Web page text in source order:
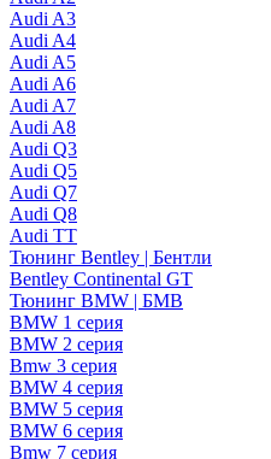
Audi A3
Audi A4
Audi A5
Audi A6
Audi A7
Audi A8
Audi Q3
Audi Q5
Audi Q7
Audi Q8
Audi TT
Тюнинг Bentley | Бентли
Bentley Continental GT
Тюнинг BMW | БМВ
BMW 1 серия
BMW 2 серия
Bmw 3 серия
BMW 4 серия
BMW 5 серия
BMW 6 серия
Bmw 7 серия